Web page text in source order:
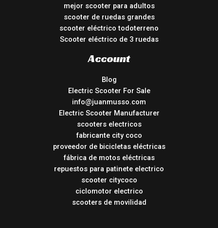
mejor scooter para adultos
scooter de ruedas grandes
scooter eléctrico todoterreno
Scooter eléctrico de 3 ruedas
Account
Blog
Electric Scooter For Sale
info@juanmusso.com
Electric Scooter Manufacturer
scooters electricos
fabricante city coco
proveedor de bicicletas eléctricas
fábrica de motos eléctricas
repuestos para patinete electrico
scooter citycoco
ciclomotor electrico
scooters de movilidad